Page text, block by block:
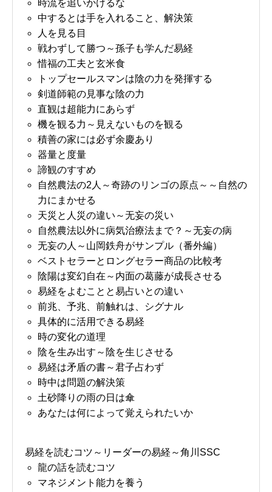
時流を追いかけるな
中するとは手を入れること、解決策
人を見る目
戦わずして勝つ～孫子も学んだ易経
惜福の工夫と玄米食
トップセールスマンは陰の力を発揮する
剣道師範の見事な陰の力
直観は超能力にあらず
機を観る力～見えないものを観る
積善の家には必ず余慶あり
器量と度量
諦観のすすめ
自然農法の2人～奇跡のリンゴの原点～～自然の
力にまかせる
天災と人災の違い～无妄の災い
自然農法以外に病気治療法まで？～无妄の病
无妄の人～山岡鉄舟がサンプル（番外編）
ベストセラーとロングセラー商品の比較考
陰陽は変幻自在～内面の葛藤が成長させる
易経をよむことと易占いとの違い
前兆、予兆、前触れは、シグナル
具体的に活用できる易経
時の変化の道理
陰を生み出す～陰を生じさせる
易経は矛盾の書～君子占わず
時中は問題の解決策
土砂降りの雨の日は傘
あなたは何によって覚えられたいか
易経を読むコツ～リーダーの易経～角川SSC
龍の話を読むコツ
マネジメント能力を養う